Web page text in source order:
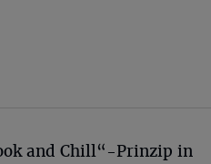
and Chill“-Prinzip in